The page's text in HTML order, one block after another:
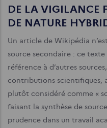
DE LA VIGILANCE
DE NATURE
Un article de Wikipédia
source secondaire : ce
référence à d’autres
contributions scientifiques,
plutôt considéré comme «
faisant la synthèse de
prudence dans un travail